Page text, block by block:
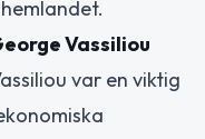
Vassiliou
var en viktig